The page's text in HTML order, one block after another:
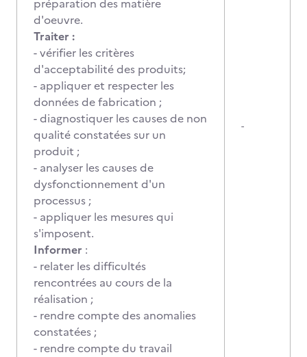
préparation des matière
d'oeuvre.
Traiter :
- vérifier les critères
d'acceptabilité des produits;
- appliquer et respecter les
données de fabrication ;
- diagnostiquer les causes de non
qualité constatées sur un
produit ;
- analyser les causes de
dysfonctionnement d'un
processus ;
- appliquer les mesures qui
s'imposent.
Informer :
- relater les difficultés
rencontrées au cours de la
réalisation ;
- rendre compte des anomalies
constatées ;
- rendre compte du travail
-